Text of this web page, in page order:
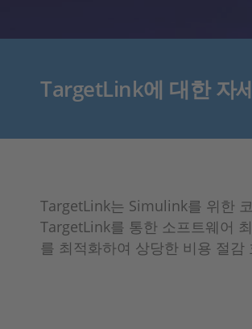
TargetLink에 대한 자
TargetLink는 Simulink를 위한
TargetLink를 통한 소프트웨어
를 최적화하여 상당한 비용 절감